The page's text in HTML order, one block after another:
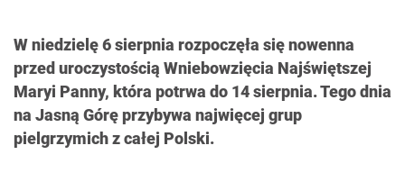
W niedzielę 6 sierpnia rozpoczęła się nowenna
przed uroczystością Wniebowzięcia Najświętszej
Maryi Panny, która potrwa do 14 sierpnia. Tego dnia
na Jasną Górę przybywa najwięcej grup
pielgrzymich z całej Polski.